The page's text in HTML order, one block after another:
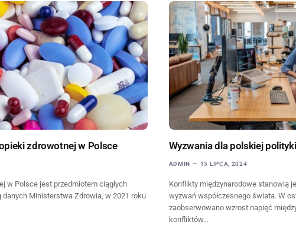
zdrowotnej w Polsce
w Polsce jest przedmiotem ciągłych
danych Ministerstwa Zdrowia, w 2021 roku
Wyzwania dla polskiej
ADMIN 15 LIPCA, 2024
Konflikty międzynarodowe stanowią
wyzwań współczesnego świata. W
zaobserwowano wzrost napięć
konfliktów…